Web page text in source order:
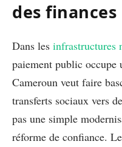
des
Dans les infrastructures
paiement public occupe
Cameroun veut faire
transferts sociaux vers
pas une simple
réforme de confiance.